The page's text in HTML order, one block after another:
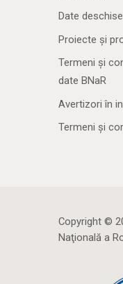
Date deschise
Proiecte și
Termeni și
date BNaR
Avertizori în
Termeni și
Copyright ©
Naţională a